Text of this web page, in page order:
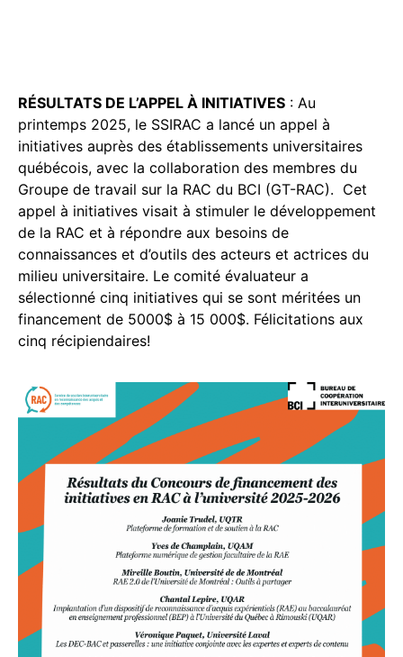
RÉSULTATS DE L’APPEL À INITIATIVES : Au
printemps 2025, le SSIRAC a lancé un appel à
initiatives auprès des établissements universitaires
québécois, avec la collaboration des membres du
Groupe de travail sur la RAC du BCI (GT-RAC). Cet
appel à initiatives visait à stimuler le développement
de la RAC et à répondre aux besoins de
connaissances et d’outils des acteurs et actrices du
milieu universitaire. Le comité évaluateur a
sélectionné cinq initiatives qui se sont méritées un
financement de 5000$ à 15 000$. Félicitations aux
cinq récipiendaires!